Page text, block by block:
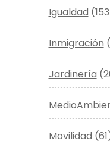
Igualdad
Inmigración
Jardinería
Movilidad